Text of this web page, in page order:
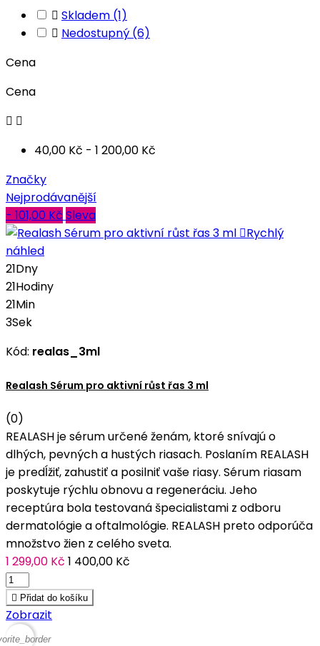
 Skladem (1)
 Nedostupný (6)
Cena
Cena
 
40,00 Kč - 1 200,00 Kč
Značky
Nejprodávanější
- 101,00 Kč Sleva
Rychlý
náhled
21Dny
21Hodiny
21Min
3Sek
Kód: realas_3ml
Realash Sérum pro aktivní růst řas 3 ml
(0)
REALASH je sérum určené ženám, ktoré snívajú o
dlhých, pevných a hustých riasach. Poslaním REALASH
je predĺžiť, zahustiť a posilniť vaše riasy. Sérum riasam
poskytuje rýchlu obnovu a regeneráciu. Jeho
receptúra bola testovaná špecialistami z odboru
dermatológie a oftalmológie. REALASH preto odporúča
množstvo žien z celého sveta.
1 299,00 Kč 1 400,00 Kč
 Přidat do košíku
Zobrazit